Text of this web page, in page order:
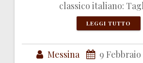
classico italiano:
LEGGI TUTTO
Messina 9 Febbraio